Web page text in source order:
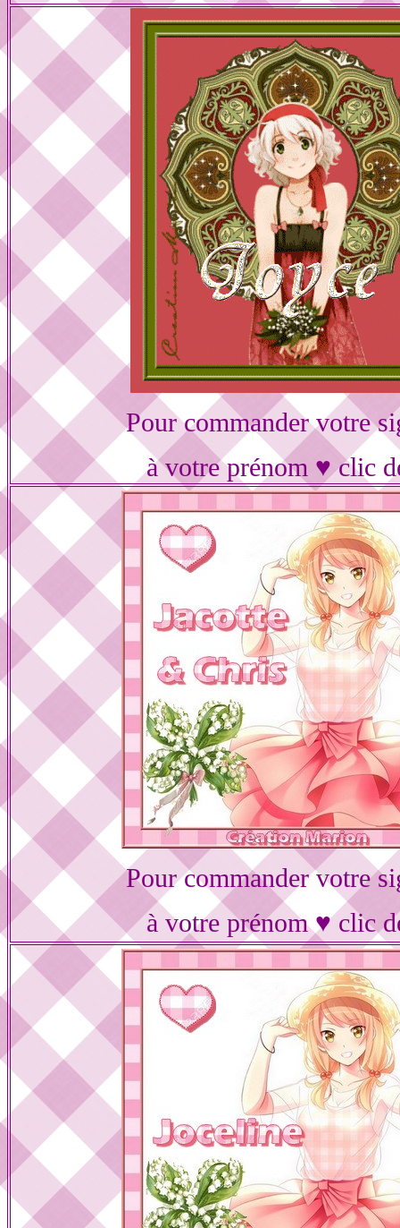
Pour commander votre
à votre prénom ♥ clic
Pour commander votre
à votre prénom ♥ clic